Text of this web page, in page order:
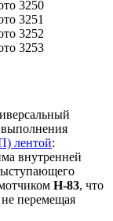
выполнения
лентой:
внутренней
H-83, что
не перемещая